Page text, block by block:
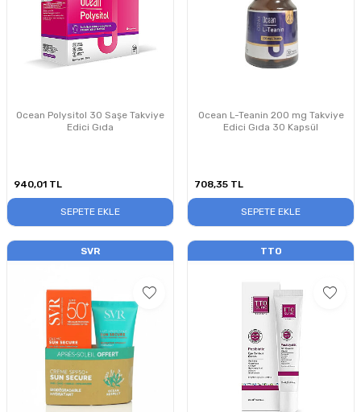
Ocean Polysitol 30 Saşe Takviye
Edici Gıda
940,01 TL
SEPETE EKLE
Ocean L-Teanin 200 mg Takviye
Edici Gıda 30 Kapsül
708,35 TL
SEPETE EKLE
SVR TTO